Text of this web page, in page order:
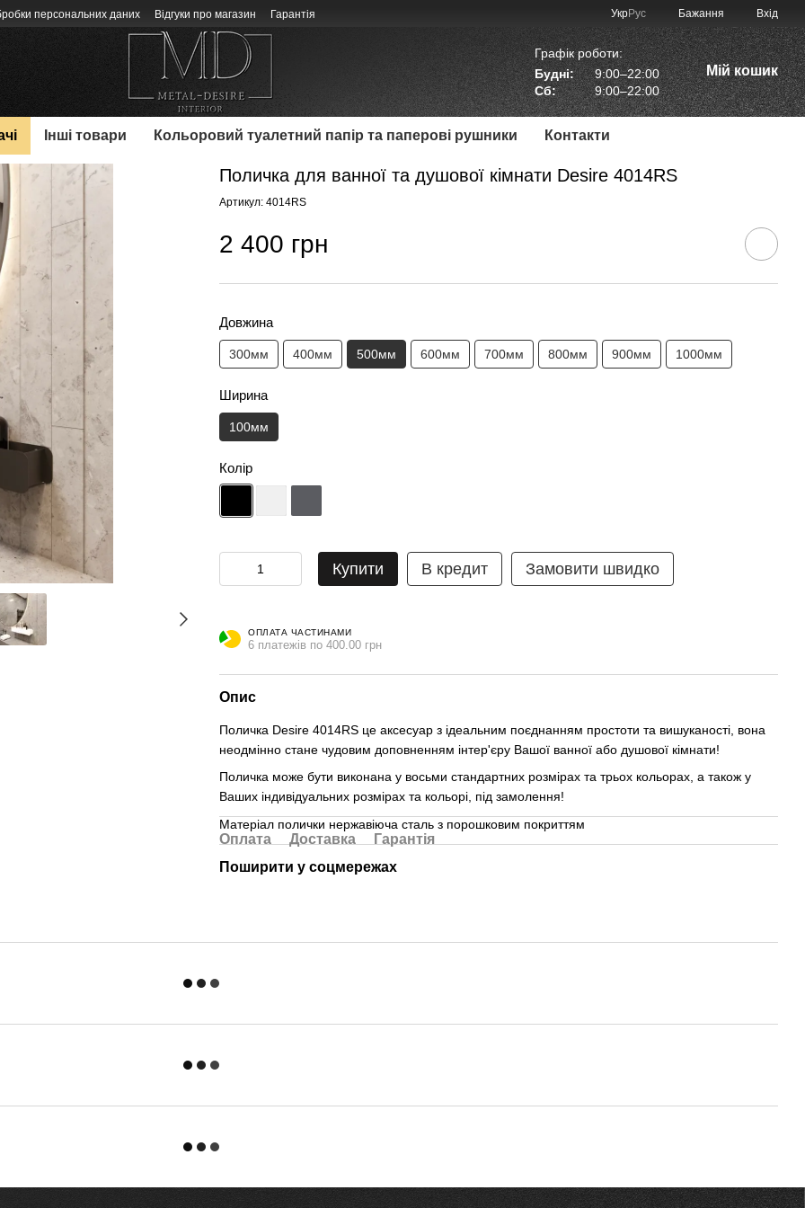
персональних даних Відгуки про магазин Гарантія УкрРус Бажання Вхід
Графік роботи:
Будні:
9:00–22:00
Сб:
9:00–22:00
Мій кошик
Інші товари Кольоровий туалетний папір та паперові рушники Контакти
Поличка для ванної та душової кімнати Desire 4014RS
Артикул: 4014RS
2 400 грн
Довжина
300мм 400мм 500мм 600мм 700мм 800мм 900мм 1000мм
Ширина
100мм
Колір
Купити В кредит Замовити швидко
ОПЛАТА ЧАСТИНАМИ
6 платежів по 400.00 грн
Опис
Поличка Desire 4014RS це аксесуар з ідеальним поєднанням простоти та вишуканості, вона
неодмінно стане чудовим доповненням інтер'єру Вашої ванної або душової кімнати!
Поличка може бути виконана у восьми стандартних розмірах та трьох кольорах, а також у
Ваших індивідуальних розмірах та кольорі, під замолення!
Матеріал полички нержавіюча сталь з порошковим покриттям
Оплата Доставка
Гарантія
Поширити у соцмережах